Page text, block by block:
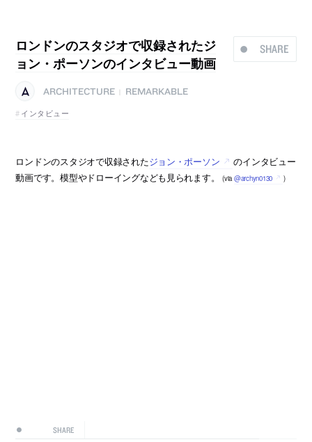
SHARE
ロンドンのスタジオで収録されたジ
ョン・ポーソンのインタビュー動画
ARCHITECTURE
REMARKABLE
インタビュー
ロンドンのスタジオで収録されたジョン・ポーソン
のインタビュー
動画です。模型やドローイングなども見られます。(via @archyn0130 )
SHARE